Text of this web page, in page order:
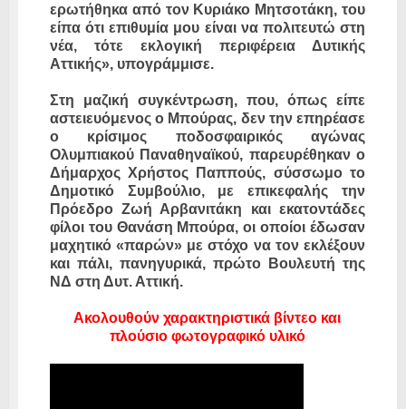
ερωτήθηκα από τον Κυριάκο Μητσοτάκη, του
είπα ότι επιθυμία μου είναι να πολιτευτώ στη
νέα, τότε εκλογική περιφέρεια Δυτικής
Αττικής», υπογράμμισε.
Στη μαζική συγκέντρωση, που, όπως είπε
αστειευόμενος ο Μπούρας, δεν την επηρέασε
ο κρίσιμος ποδοσφαιρικός αγώνας
Ολυμπιακού Παναθηναϊκού, παρευρέθηκαν ο
Δήμαρχος Χρήστος Παππούς, σύσσωμο το
Δημοτικό Συμβούλιο, με επικεφαλής την
Πρόεδρο Ζωή Αρβανιτάκη και εκατοντάδες
φίλοι του Θανάση Μπούρα, οι οποίοι έδωσαν
μαχητικό «παρών» με στόχο να τον εκλέξουν
και πάλι, πανηγυρικά, πρώτο Βουλευτή της
ΝΔ στη Δυτ. Αττική.
Ακολουθούν χαρακτηριστικά βίντεο και
πλούσιο φωτογραφικό υλικό